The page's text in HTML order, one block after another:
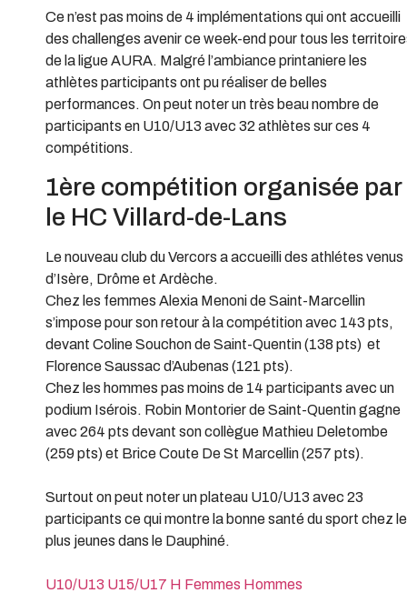
Ce n’est pas moins de 4 implémentations qui ont accueilli
des challenges avenir ce week-end pour tous les
de la ligue AURA. Malgré l’ambiance printaniere les
athlètes participants ont pu réaliser de belles
performances. On peut noter un très beau nombre de
participants en U10/U13 avec 32 athlètes sur ces 4
compétitions.
1ère compétition organisée par
le HC Villard-de-Lans
Le nouveau club du Vercors a accueilli des athlétes venus
d’Isère, Drôme et Ardèche.
Chez les femmes Alexia Menoni de Saint-Marcellin
s’impose pour son retour à la compétition avec 143 pts,
devant Coline Souchon de Saint-Quentin (138 pts) et
Florence Saussac d’Aubenas (121 pts).
Chez les hommes pas moins de 14 participants avec un
podium Isérois. Robin Montorier de Saint-Quentin gagne
avec 264 pts devant son collègue Mathieu Deletombe
(259 pts) et Brice Coute De St Marcellin (257 pts).
Surtout on peut noter un plateau U10/U13 avec 23
participants ce qui montre la bonne santé du sport chez
plus jeunes dans le Dauphiné.
U10/U13 U15/U17 H Femmes Hommes